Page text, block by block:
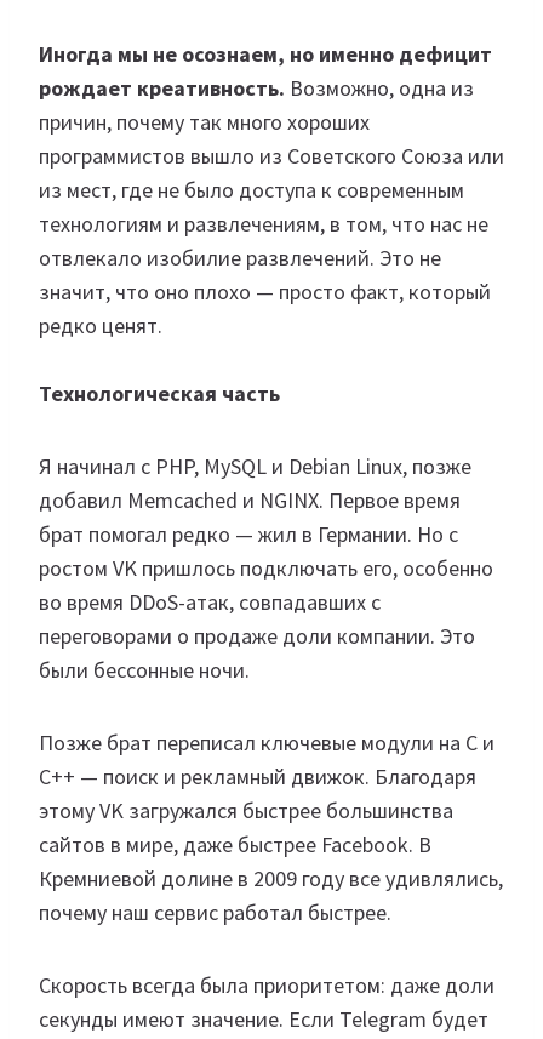
Иногда мы не осознаем, но именно дефицит
рождает креативность. Возможно, одна из
причин, почему так много хороших
программистов вышло из Советского Союза или
из мест, где не было доступа к современным
технологиям и развлечениям, в том, что нас не
отвлекало изобилие развлечений. Это не
значит, что оно плохо — просто факт, который
редко ценят.
Технологическая часть
Я начинал с PHP, MySQL и Debian Linux, позже
добавил Memcached и NGINX. Первое время
брат помогал редко — жил в Германии. Но с
ростом VK пришлось подключать его, особенно
во время DDoS-атак, совпадавших с
переговорами о продаже доли компании. Это
были бессонные ночи.
Позже брат переписал ключевые модули на C и
C++ — поиск и рекламный движок. Благодаря
этому VK загружался быстрее большинства
сайтов в мире, даже быстрее Facebook. В
Кремниевой долине в 2009 году все удивлялись,
почему наш сервис работал быстрее.
Скорость всегда была приоритетом: даже доли
секунды имеют значение. Если Telegram будет